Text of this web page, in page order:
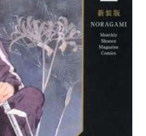
最終局面を迎える。真に
き相手は、果たして…!?
イがついた「15年の
に込められた想いも明ら
能界の光と闇を描く衝撃
巻!!【推しの子】16SPECI
【コミック】【推しの
【推しの
内容★キラ